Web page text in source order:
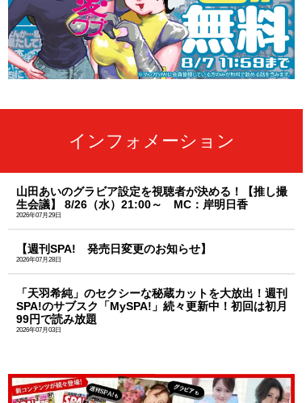
インフォメーション
山田あいのグラビア設定を視聴者が決める！【推し撮
生会議】 8/26（水）21:00～ MC：岸明日香
2026年07月29日
【週刊SPA! 発売日変更のお知らせ】
2026年07月28日
「天羽希純」のセクシーな秘蔵カットを大放出！週刊
SPA!のサブスク「MySPA!」続々更新中！初回は初月
99円で読み放題
2026年07月03日